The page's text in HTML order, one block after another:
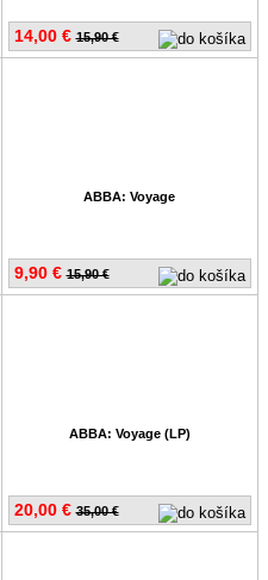
14,00 € 15,90 €
9,90 € 15,90 €
ABBA: Voyage
20,00 € 35,00 €
ABBA: Voyage (LP)